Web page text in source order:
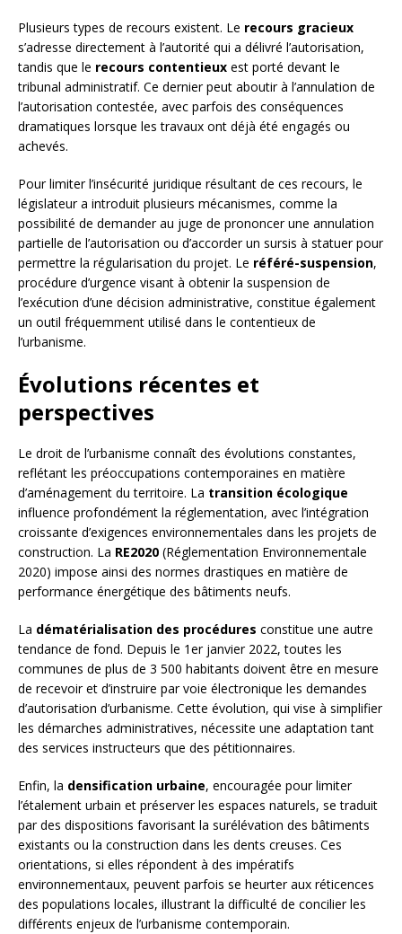
Plusieurs types de recours existent. Le recours gracieux
s’adresse directement à l’autorité qui a délivré l’autorisation,
tandis que le recours contentieux est porté devant le
tribunal administratif. Ce dernier peut aboutir à l’annulation de
l’autorisation contestée, avec parfois des conséquences
dramatiques lorsque les travaux ont déjà été engagés ou
achevés.
Pour limiter l’insécurité juridique résultant de ces recours, le
législateur a introduit plusieurs mécanismes, comme la
possibilité de demander au juge de prononcer une annulation
partielle de l’autorisation ou d’accorder un sursis à statuer pour
permettre la régularisation du projet. Le référé-suspension,
procédure d’urgence visant à obtenir la suspension de
l’exécution d’une décision administrative, constitue également
un outil fréquemment utilisé dans le contentieux de
l’urbanisme.
Évolutions récentes et
perspectives
Le droit de l’urbanisme connaît des évolutions constantes,
reflétant les préoccupations contemporaines en matière
d’aménagement du territoire. La transition écologique
influence profondément la réglementation, avec l’intégration
croissante d’exigences environnementales dans les projets de
construction. La RE2020 (Réglementation Environnementale
2020) impose ainsi des normes drastiques en matière de
performance énergétique des bâtiments neufs.
La dématérialisation des procédures constitue une autre
tendance de fond. Depuis le 1er janvier 2022, toutes les
communes de plus de 3 500 habitants doivent être en mesure
de recevoir et d’instruire par voie électronique les demandes
d’autorisation d’urbanisme. Cette évolution, qui vise à simplifier
les démarches administratives, nécessite une adaptation tant
des services instructeurs que des pétitionnaires.
Enfin, la densification urbaine, encouragée pour limiter
l’étalement urbain et préserver les espaces naturels, se traduit
par des dispositions favorisant la surélévation des bâtiments
existants ou la construction dans les dents creuses. Ces
orientations, si elles répondent à des impératifs
environnementaux, peuvent parfois se heurter aux réticences
des populations locales, illustrant la difficulté de concilier les
différents enjeux de l’urbanisme contemporain.